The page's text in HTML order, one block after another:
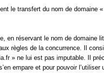
le transfert du nom de domaine
en réservant le nom de domaine
règles de la concurrence. Il
» ne lui est pas imputable. Il
empare et pour pouvoir